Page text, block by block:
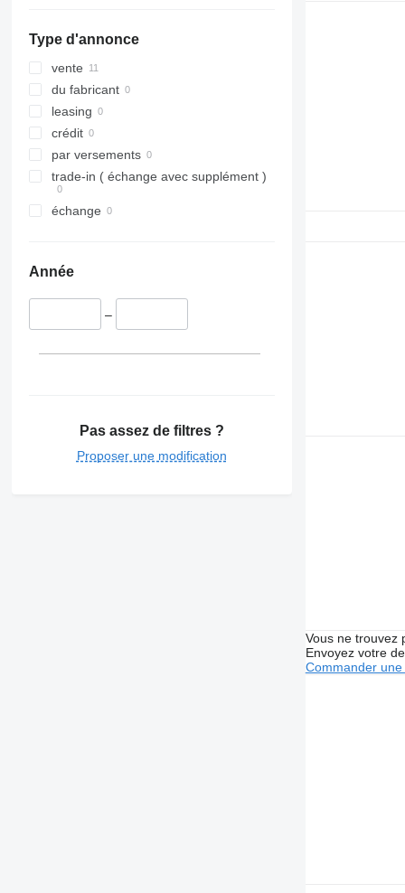
Type d'annonce
vente
du fabricant
leasing
crédit
par versements
trade-in ( échange avec supplément )
échange
Année
–
Pas assez de filtres ?
Proposer une modification
Vous ne trouvez
Envoyez votre
Commander